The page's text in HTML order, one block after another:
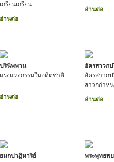
เกรียนเกรียน ...
อ่านต่อ
อ่านต่อ
ปรินิพพาน
แรงแห่งกรรมในอดีตชาติ
...
อ่านต่อ
อัครสาวก
อัครสาวก
สาวกกำห
อ่านต่อ
ยมกปาฏิหาริย์ พระพุทธพ